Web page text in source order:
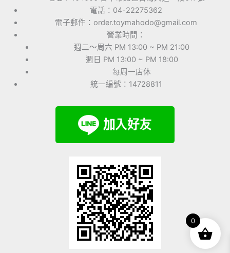
電話：04-22275362
電子郵件：order.toymahodo@gmail.com
營業時間：
週二～周六 PM 13:00 ~ PM 21:00
週日 PM 13:00 ~ PM 18:00
每周一店休
統一編號：14728811
0